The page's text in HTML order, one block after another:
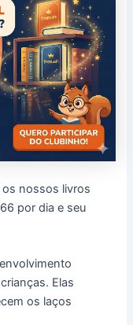
nossos livros
por dia e seu
Elas
os laços